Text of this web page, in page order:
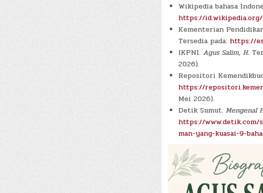
Wikipedia bahasa
https://
Kementerian
Tersedia pada: https://
IKPNI. Agus Salim, H.
2026).
Repositori
https://
Mei 2026).
Detik Sumut. Mengenal
https://www.detik.com/
man-yang-kuasai-9-